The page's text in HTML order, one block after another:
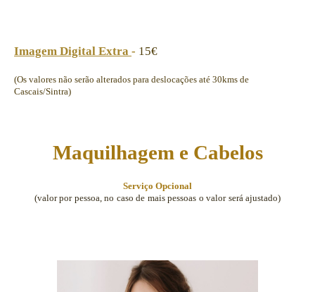
Imagem Digital Extra - 15€
(Os valores não serão alterados para deslocações até 30kms de
Cascais/Sintra)
Maquilhagem e Cabelos
Serviço Opcional
(valor por pessoa, no caso de mais pessoas o valor será ajustado)